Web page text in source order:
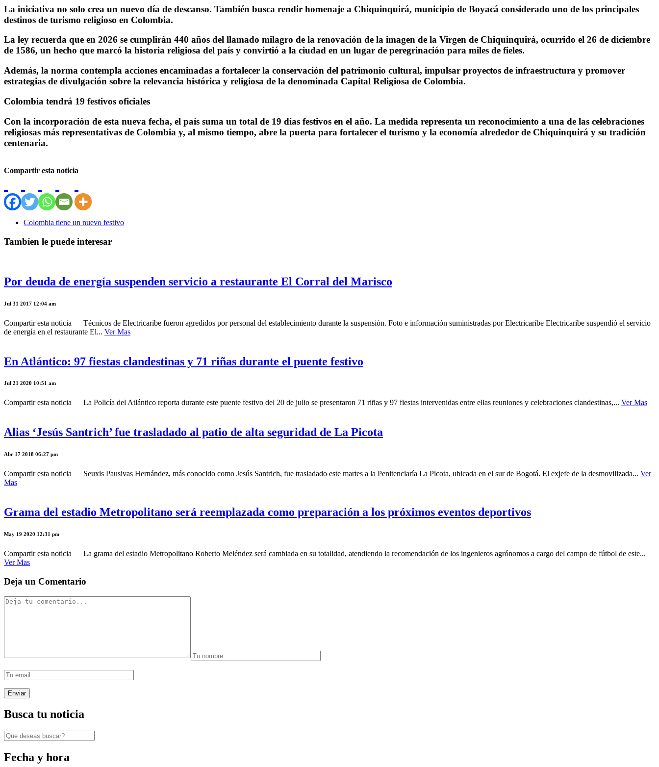
La iniciativa no solo crea un nuevo día de descanso. También busca rendir homenaje a Chiquinquirá, municipio de Boyacá considerado uno de los principales
destinos de turismo religioso en Colombia.
La ley recuerda que en 2026 se cumplirán 440 años del llamado milagro de la renovación de la imagen de la Virgen de Chiquinquirá, ocurrido el 26 de diciembre
de 1586, un hecho que marcó la historia religiosa del país y convirtió a la ciudad en un lugar de peregrinación para miles de fieles.
Además, la norma contempla acciones encaminadas a fortalecer la conservación del patrimonio cultural, impulsar proyectos de infraestructura y promover
estrategias de divulgación sobre la relevancia histórica y religiosa de la denominada Capital Religiosa de Colombia.
Colombia tendrá 19 festivos oficiales
Con la incorporación de esta nueva fecha, el país suma un total de 19 días festivos en el año. La medida representa un reconocimiento a una de las celebraciones
religiosas más representativas de Colombia y, al mismo tiempo, abre la puerta para fortalecer el turismo y la economía alrededor de Chiquinquirá y su tradición
centenaria.
Compartir esta noticia
Colombia tiene un nuevo festivo
Tambíen le puede interesar
Por deuda de energía suspenden servicio a restaurante El Corral del Marisco
Jul 31 2017 12:04 am
Compartir esta noticia Técnicos de Electricaribe fueron agredidos por personal del establecimiento durante la suspensión. Foto e información suministradas por Electricaribe Electricaribe suspendió el servicio
de energía en el restaurante El... Ver Mas
En Atlántico: 97 fiestas clandestinas y 71 riñas durante el puente festivo
Jul 21 2020 10:51 am
Compartir esta noticia La Policía del Atlántico reporta durante este puente festivo del 20 de julio se presentaron 71 riñas y 97 fiestas intervenidas entre ellas reuniones y celebraciones clandestinas,... Ver Mas
Alias ‘Jesús Santrich’ fue trasladado al patio de alta seguridad de La Picota
Abr 17 2018 06:27 pm
Compartir esta noticia Seuxis Pausivas Hernández, más conocido como Jesús Santrich, fue trasladado este martes a la Penitenciaría La Picota, ubicada en el sur de Bogotá. El exjefe de la desmovilizada... Ver
Mas
Grama del estadio Metropolitano será reemplazada como preparación a los próximos eventos deportivos
May 19 2020 12:31 pm
Compartir esta noticia La grama del estadio Metropolitano Roberto Meléndez será cambiada en su totalidad, atendiendo la recomendación de los ingenieros agrónomos a cargo del campo de fútbol de este...
Ver Mas
Deja un Comentario
Busca tu noticia
Fecha y hora